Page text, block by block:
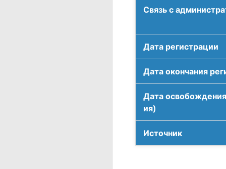
Связь с
Дата регистрации
Дата окончания
Дата
ия)
Источник